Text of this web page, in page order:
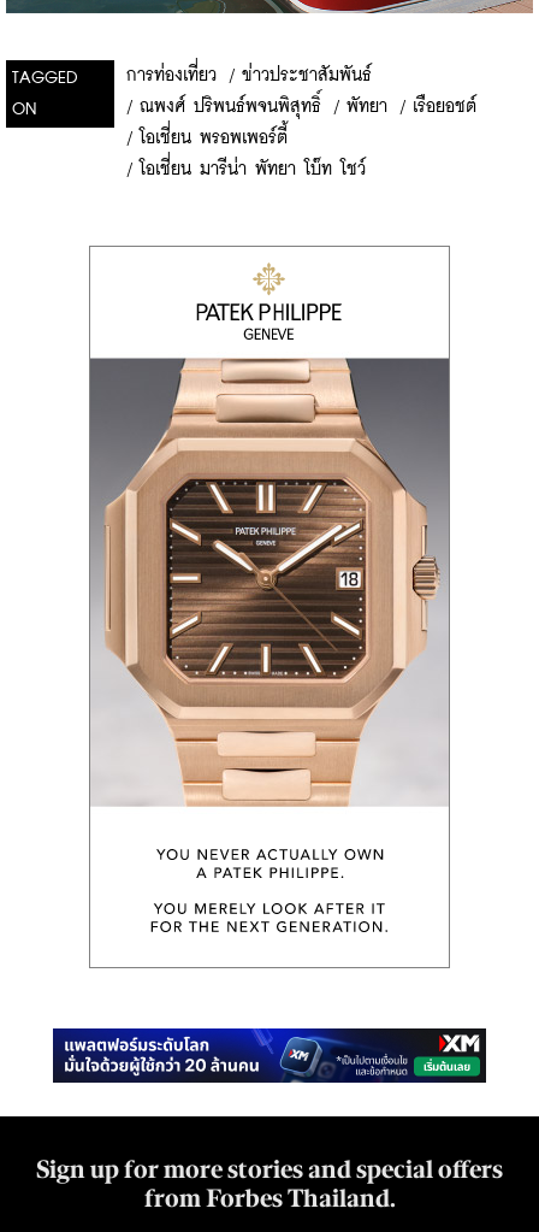
TAGGED
ON
การท่องเที่ยว / ข่าวประชาสัมพันธ์
/ ณพงศ์ ปริพนธ์พจนพิสุทธิ์ / พัทยา / เรือยอชต์
/ โอเชี่ยน พรอพเพอร์ตี้
/ โอเชี่ยน มารีน่า พัทยา โบ๊ท โชว์
Sign up for more stories and special offers
from Forbes Thailand.